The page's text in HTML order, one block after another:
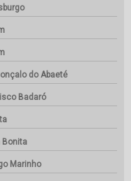
do Abaeté
Badaró
Bonita
Marinho